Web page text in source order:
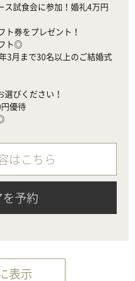
試食会に参加！婚礼4万円
券をプレゼント！
ト◎
3月まで30名以上のご結婚式
びください！
優待
はこちら
予約
表示